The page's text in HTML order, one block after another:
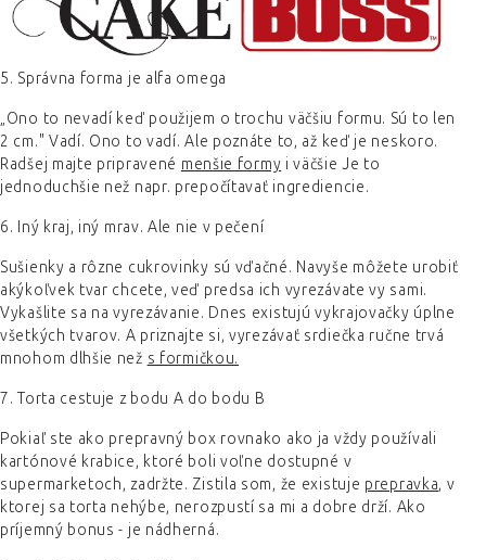
5. Správna forma je alfa omega
„Ono to nevadí keď použijem o trochu väčšiu formu. Sú to len
2 cm." Vadí. Ono to vadí. Ale poznáte to, až keď je neskoro.
Radšej majte pripravené menšie formy i väčšie Je to
jednoduchšie než napr. prepočítavať ingrediencie.
6. Iný kraj, iný mrav. Ale nie v pečení
Sušienky a rôzne cukrovinky sú vďačné. Navyše môžete urobiť
akýkoľvek tvar chcete, veď predsa ich vyrezávate vy sami.
Vykašlite sa na vyrezávanie. Dnes existujú vykrajovačky úplne
všetkých tvarov. A priznajte si, vyrezávať srdiečka ručne trvá
mnohom dlhšie než s formičkou.
7. Torta cestuje z bodu A do bodu B
Pokiaľ ste ako prepravný box rovnako ako ja vždy používali
kartónové krabice, ktoré boli voľne dostupné v
supermarketoch, zadržte. Zistila som, že existuje prepravka, v
ktorej sa torta nehýbe, nerozpustí sa mi a dobre drží. Ako
príjemný bonus - je nádherná.